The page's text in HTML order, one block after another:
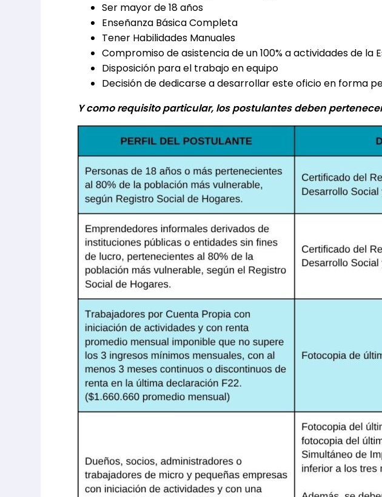
Ser mayor de 18 años
Enseñanza Básica Completa
Tener Habilidades Manuales
Compromiso de asistencia de un 100% a actividades de la
Disposición para el trabajo en equipo
Decisión de dedicarse a desarrollar este oficio en forma
Y como requisito particular, los postulantes deben